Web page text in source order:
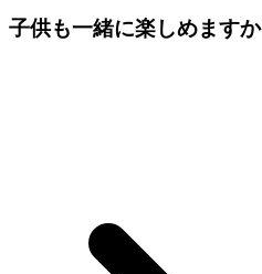
子供も一緒に楽しめますか